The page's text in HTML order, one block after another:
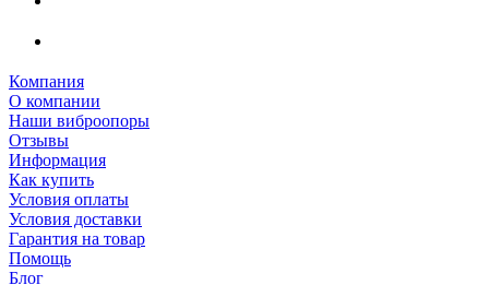
Компания
О компании
Наши виброопоры
Отзывы
Информация
Как купить
Условия оплаты
Условия доставки
Гарантия на товар
Помощь
Блог